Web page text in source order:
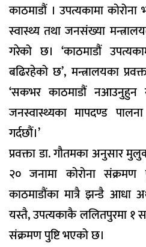
काठमाडौं । उपत्यकामा
स्वास्थ्य तथा जनसंख्या
गरेको छ। ‘काठमाडौं
बढिरहेको छ’, मन्त्रालयका
‘सकभर काठमाडौं
जनस्वास्थ्यका मापदण्ड
गर्दछौं।’
प्रवक्ता डा. गौतमका अनुसार
२० जनामा कोरोना
काठमाडौंका मात्रै झन्डै आधा
यस्तै, उपत्यकाकै ललितपुरमा १
संक्रमण पुष्टि भएको छ।